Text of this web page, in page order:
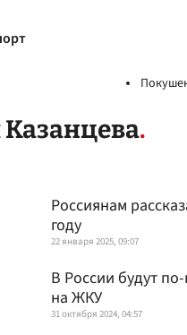
Россиянам
году
22 января 2025, 09:07
В России будут
на ЖКУ
31 октября 2024, 04:57